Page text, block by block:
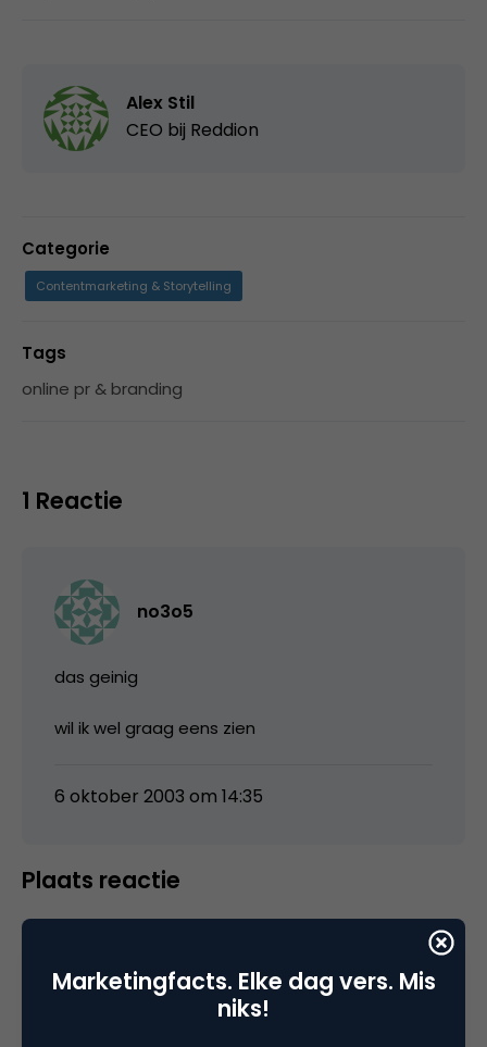
Alex Stil
CEO bij Reddion
Categorie
Contentmarketing & Storytelling
Tags
online pr & branding
1 Reactie
no3o5
das geinig
wil ik wel graag eens zien
6 oktober 2003 om 14:35
Plaats reactie
Je moet
Marketingfacts. Elke dag vers. Mis
niks!